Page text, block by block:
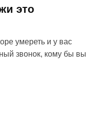
это
умереть и у вас
звонок, кому бы вы